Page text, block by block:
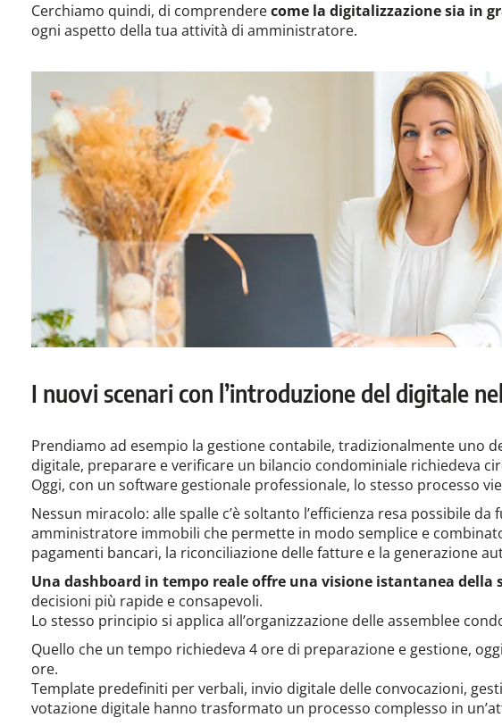
Cerchiamo quindi, di comprenderecome la digitalizzazione sia in
ogni aspetto della tua attività di amministratore.
I nuovi scenari con l’introduzione del digitale
Prendiamo ad esempio la gestione contabile, tradizionalmente uno
digitale, preparare e verificare un bilancio condominiale richiedeva
Oggi, con un software gestionale professionale, lo stesso processo
Nessun miracolo: alle spalle c’è soltanto l’efficienza resa possibile
amministratore immobili che permette in modo semplice e
pagamenti bancari, la riconciliazione delle fatture e la generazione
Una dashboard in tempo reale offre una visione istantanea
decisioni più rapide e consapevoli.
Lo stesso principio si applica all’organizzazione delle assemblee
Quello che un tempo richiedeva 4 ore di preparazione e gestione,
ore.
Template predefiniti per verbali, invio digitale delle convocazioni,
votazione digitale hanno trasformato un processo complesso in